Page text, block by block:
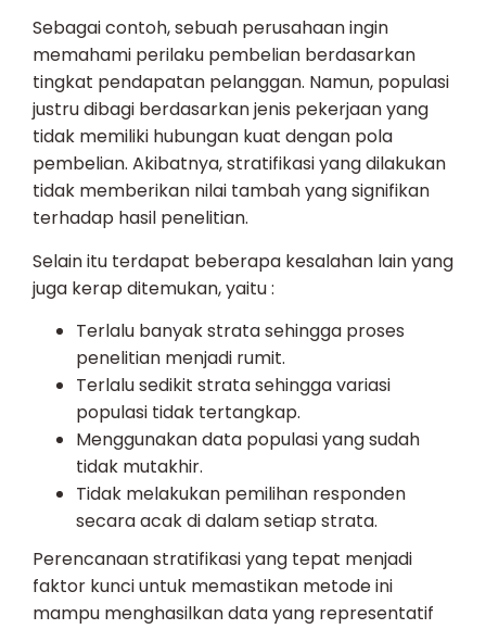
Sebagai contoh, sebuah perusahaan ingin
memahami perilaku pembelian berdasarkan
tingkat pendapatan pelanggan. Namun, populasi
justru dibagi berdasarkan jenis pekerjaan yang
tidak memiliki hubungan kuat dengan pola
pembelian. Akibatnya, stratifikasi yang dilakukan
tidak memberikan nilai tambah yang signifikan
terhadap hasil penelitian.
Selain itu terdapat beberapa kesalahan lain yang
juga kerap ditemukan, yaitu :
Terlalu banyak strata sehingga proses
penelitian menjadi rumit.
Terlalu sedikit strata sehingga variasi
populasi tidak tertangkap.
Menggunakan data populasi yang sudah
tidak mutakhir.
Tidak melakukan pemilihan responden
secara acak di dalam setiap strata.
Perencanaan stratifikasi yang tepat menjadi
faktor kunci untuk memastikan metode ini
mampu menghasilkan data yang representatif